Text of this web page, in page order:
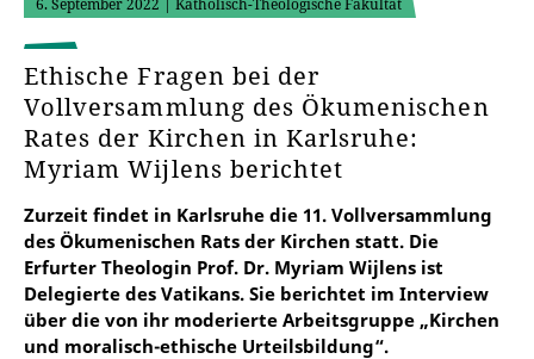
6. September 2022 | Katholisch-Theologische Fakultät
Ethische Fragen bei der
Vollversammlung des Ökumenischen
Rates der Kirchen in Karlsruhe:
Myriam Wijlens berichtet
Zurzeit findet in Karlsruhe die 11. Vollversammlung
des Ökumenischen Rats der Kirchen statt. Die
Erfurter Theologin Prof. Dr. Myriam Wijlens ist
Delegierte des Vatikans. Sie berichtet im Interview
über die von ihr moderierte Arbeitsgruppe „Kirchen
und moralisch-ethische Urteilsbildung“.